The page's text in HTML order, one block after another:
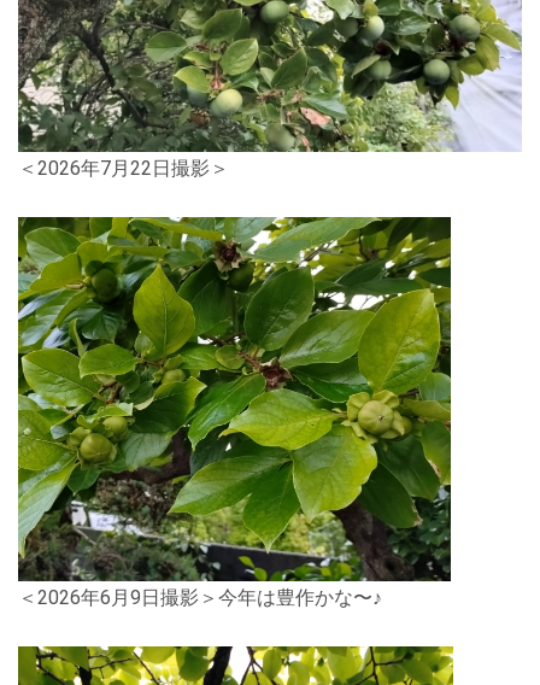
＜2026年7月22日撮影＞
＜2026年6月9日撮影＞今年は豊作かな〜♪